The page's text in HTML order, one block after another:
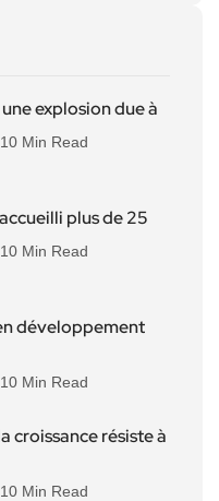
explosion due à
10 Min Read
plus de 25
10 Min Read
développement
10 Min Read
croissance résiste à
10 Min Read